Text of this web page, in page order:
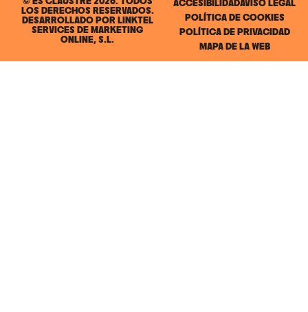
LOS DERECHOS RESERVADOS.
DESARROLLADO POR LINKTEL
SERVICES DE MARKETING
ONLINE, S.L.
ACCESIBILIDADAVISO LEGAL
POLÍTICA DE COOKIES
POLÍTICA DE PRIVACIDAD
MAPA DE LA WEB